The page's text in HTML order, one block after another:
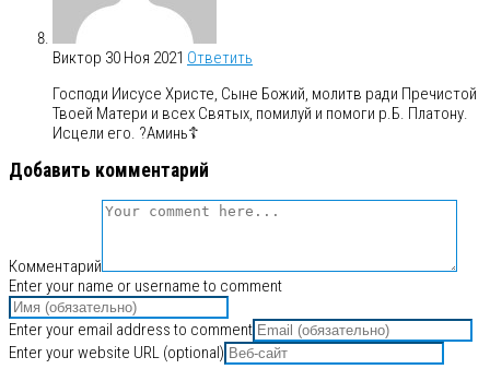
Виктор 30 Ноя 2021 Ответить
Господи Иисусе Христе, Сыне Божий, молитв ради Пречистой
Твоей Матери и всех Святых, помилуй и помоги р.Б. Платону.
Исцели его. ?Аминь☦️
Добавить комментарий
Комментарий
Enter your name or username to comment
Enter your email address to comment
Enter your website URL (optional)